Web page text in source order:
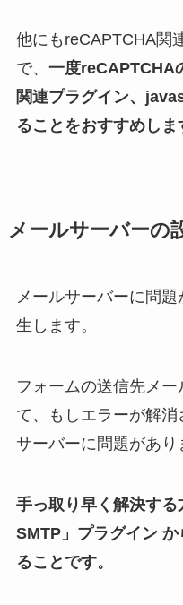
他にもreCAPTCHA関
で、 一度reCAPTCHA
関連プラグイン、
ることをおすすめしま
メールサーバーの
メールサーバーに問
生します。
フォームの送信先メ
て、もしエラーが解
サーバーに問題があり
手っ取り早く解決す
SMTP」プラグイン
ることです。